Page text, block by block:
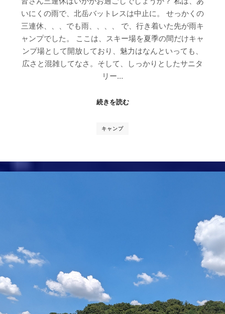
いにくの雨で、北岳バットレスは中止に。 せっかくの
三連休、、、でも雨、、、、 で、行き着いた先が雨キ
ャンプでした。 ここは、スキー場を夏季の間だけキャ
ンプ場として開放しており、魅力はなんといっても、
広さと混雑してなさ。そして、しっかりとしたサニタ
リー…
続きを読む
キャンプ